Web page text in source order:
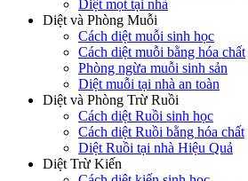
Diệt mọt tại nhà
Diệt và Phòng Muỗi
Cách diệt muỗi sinh học
Cách diệt muỗi bằng hóa chất
Phòng ngừa muỗi sinh sản
Diệt muỗi tại nhà an toàn
Diệt và Phòng Trừ Ruồi
Cách diệt Ruồi sinh học
Cách diệt Ruồi bằng hóa chất
Diệt Ruồi tại nhà Hiệu Quả
Diệt Trừ Kiến